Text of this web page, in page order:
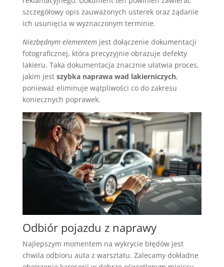
szczegółowy opis zauważonych usterek oraz żądanie
ich usunięcia w wyznaczonym terminie.
Niezbędnym elementemjest dołączenie dokumentacji
fotograficznej, która precyzyjnie obrazuje defekty
lakieru. Taka dokumentacja znacznie ułatwia proces,
jakim jest szybka naprawa wad lakierniczych,
ponieważ eliminuje wątpliwości co do zakresu
koniecznych poprawek.
Odbiór pojazdu z naprawy
Najlepszym momentem na wykrycie błędów jest
chwila odbioru auta z warsztatu. Zalecamy dokładne